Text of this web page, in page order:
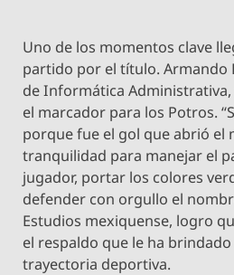
Uno de los momentos clave
partido por el título. Armando
de Informática
el marcador para los Potros.
porque fue el gol que abrió el
tranquilidad para manejar el
jugador, portar los colores
defender con orgullo el
Estudios mexiquense, logro
el respaldo que le ha
trayectoria deportiva.